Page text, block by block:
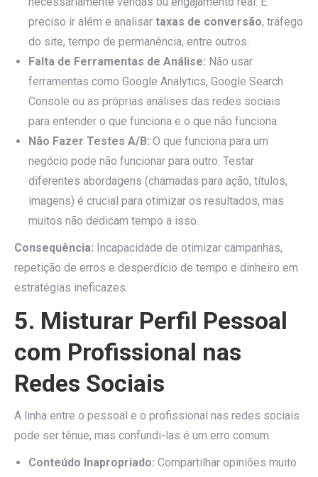
preciso ir além e analisar taxas de conversão, tráfego
do site, tempo de permanência, entre outros.
Falta de Ferramentas de Análise: Não usar
ferramentas como Google Analytics, Google Search
Console ou as próprias análises das redes sociais
para entender o que funciona e o que não funciona.
Não Fazer Testes A/B: O que funciona para um
negócio pode não funcionar para outro. Testar
diferentes abordagens (chamadas para ação, títulos,
imagens) é crucial para otimizar os resultados, mas
muitos não dedicam tempo a isso.
Consequência: Incapacidade de otimizar campanhas,
repetição de erros e desperdício de tempo e dinheiro em
estratégias ineficazes.
5. Misturar Perfil Pessoal
com Profissional nas
Redes Sociais
A linha entre o pessoal e o profissional nas redes sociais
pode ser tênue, mas confundi-las é um erro comum.
Conteúdo Inapropriado: Compartilhar opiniões muito